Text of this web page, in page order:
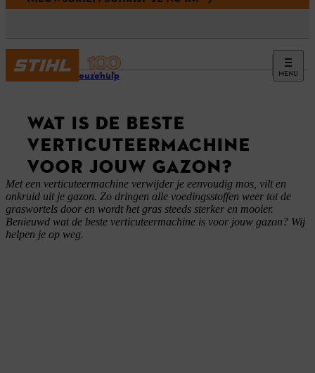
MENU
STIHL keuzehulp
WAT IS DE BESTE
VERTICUTEERMACHINE
VOOR JOUW GAZON?
Met een verticuteermachine verwijder je eenvoudig mos, vilt en
onkruid uit je gazon. Zo dringen alle voedingsstoffen weer tot de
graswortels door en wordt het gras steeds sterker en mooier.
Benieuwd wat de beste verticuteermachine is voor jouw gazon? Wij
helpen je op weg.